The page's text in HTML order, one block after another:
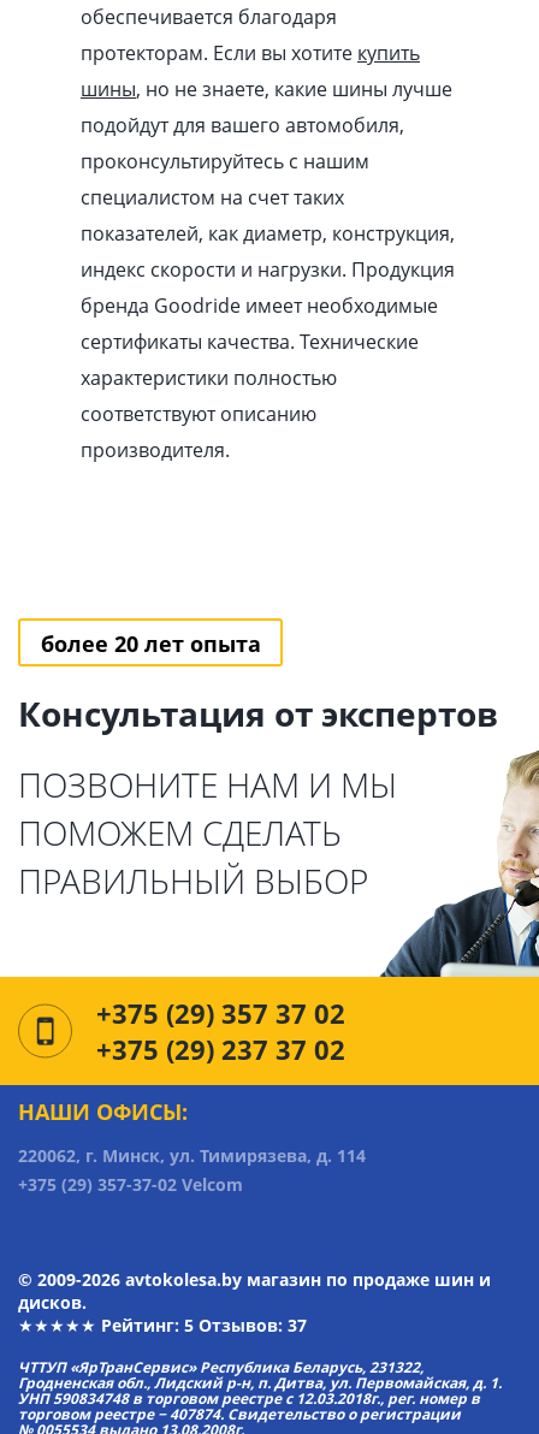
обеспечивается благодаря
протекторам. Если вы хотите купить
шины, но не знаете, какие шины лучше
подойдут для вашего автомобиля,
проконсультируйтесь с нашим
специалистом на счет таких
показателей, как диаметр, конструкция,
индекс скорости и нагрузки. Продукция
бренда Goodride имеет необходимые
сертификаты качества. Технические
характеристики полностью
соответствуют описанию
производителя.
более 20 лет опыта
Консультация от экспертов
ПОЗВОНИТЕ НАМ И МЫ
ПОМОЖЕМ СДЕЛАТЬ
ПРАВИЛЬНЫЙ ВЫБОР
+375 (29) 357 37 02
+375 (29) 237 37 02
НАШИ ОФИСЫ:
220062, г. Минск, ул. Тимирязева, д. 114
+375 (29) 357-37-02 Velcom
© 2009-2026 avtokolesa.by магазин по продаже шин и
дисков.
★★★★★ Рейтинг: 5 Отзывов: 37
ЧТТУП «ЯрТранСервис» Республика Беларусь, 231322,
Гродненская обл., Лидский р-н, п. Дитва, ул. Первомайская, д. 1.
УНП 590834748 в торговом реестре с 12.03.2018г., рег. номер в
торговом реестре − 407874. Свидетельство о регистрации
№ 0055534 выдано 13.08.2008г.